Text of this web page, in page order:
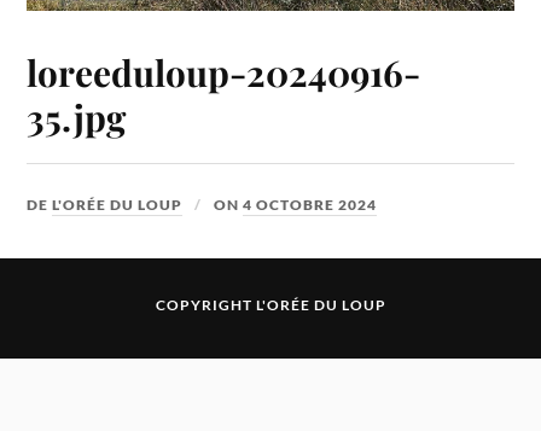
loreeduloup-20240916-
35.jpg
DEL'ORÉE DU LOUP ON4 OCTOBRE 2024
COPYRIGHT L'ORÉE DU LOUP